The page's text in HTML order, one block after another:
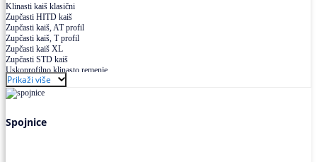
Klinasti kaiš klasični
Zupčasti HITD kaiš
Zupčasti kaiš, AT profil
Zupčasti kaiš, T profil
Zupčasti kaiš XL
Zupčasti STD kaiš
Uskoprofilno klinasto remenje
Uskoprofilno klinasto remenje spojeno
Uskoprofilno klinasto remenje XP extra power
Višekanalno remenje PJ,PK
Prikaži više
Spojnice